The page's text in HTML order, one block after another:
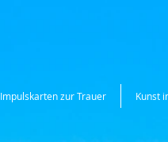
Impulskarten zur Trauer Kunst